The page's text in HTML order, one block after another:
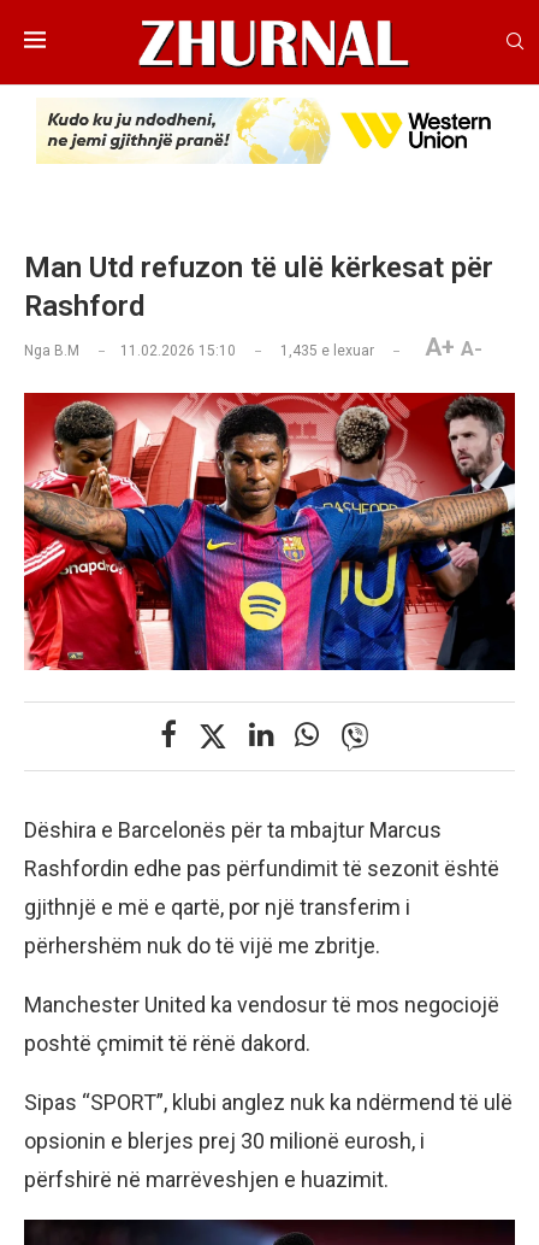
Man Utd refuzon të ulë kërkesat për
Rashford
Nga B.M 11.02.2026 15:10 1,435 e lexuar A+ A-
Dëshira e Barcelonës për ta mbajtur Marcus
Rashfordin edhe pas përfundimit të sezonit është
gjithnjë e më e qartë, por një transferim i
përhershëm nuk do të vijë me zbritje.
Manchester United ka vendosur të mos negociojë
poshtë çmimit të rënë dakord.
Sipas “SPORT”, klubi anglez nuk ka ndërmend të ulë
opsionin e blerjes prej 30 milionë eurosh, i
përfshirë në marrëveshjen e huazimit.